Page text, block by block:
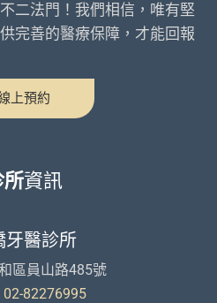
二法門！我們相信，唯有堅
完善的醫療保障，才能回報
上預約
所資訊
牙醫診所
區員山路485號
02-82276995